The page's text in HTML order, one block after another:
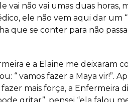
vai não vai umas duas
ele não vem aqui dar um
que se conter para não
e a Elaine me deixaram
“ vamos fazer a Maya vir!”.
mais força, a Enfermeira
gritar”, pensei “ela falou